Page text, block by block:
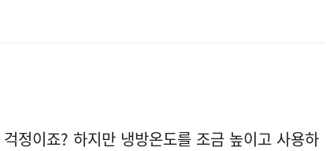
정이죠? 하지만 냉방온도를 조금 높이고 사용하